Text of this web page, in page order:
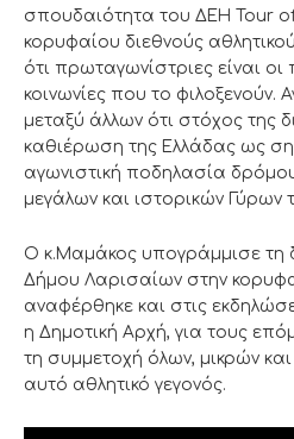
σπουδαιότητα του ΔΕΗ Tour
κορυφαίου διεθνούς
ότι πρωταγωνίστριες είναι οι
κοινωνίες που το φιλοξενούν.
μεταξύ άλλων ότι στόχος της
καθιέρωση της Ελλάδας ως
αγωνιστική ποδηλασία
μεγάλων και ιστορικών Γύρων
Ο κ.Μαμάκος υπογράμμισε τη
Δήμου Λαρισαίων στην
αναφέρθηκε και στις
η Δημοτική Αρχή, για τους
τη συμμετοχή όλων, μικρών
αυτό αθλητικό γεγονός.